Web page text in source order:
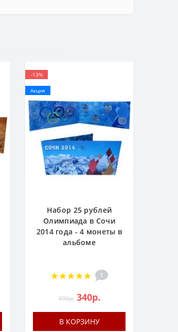
-13%
Акция
Набор 25 рублей
Олимпиада в Сочи
2014 года - 4 монеты в
альбоме
1
390р. 340р.
В КОРЗИНУ